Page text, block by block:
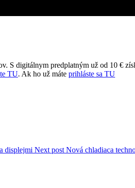
S digitálnym predplatným už od 10 €
TU. Ak ho už máte prihláste sa TU
displejmi Next post Nová chladiaca